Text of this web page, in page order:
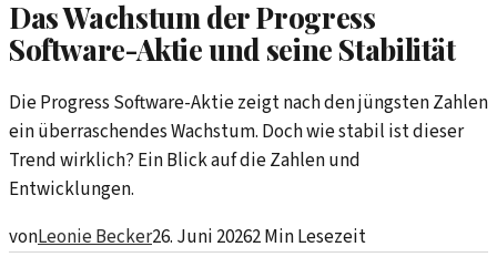
Das Wachstum der Progress
Software-Aktie und seine Stabilität
Die Progress Software-Aktie zeigt nach den jüngsten Zahlen
ein überraschendes Wachstum. Doch wie stabil ist dieser
Trend wirklich? Ein Blick auf die Zahlen und
Entwicklungen.
vonLeonie Becker26. Juni 20262Min Lesezeit